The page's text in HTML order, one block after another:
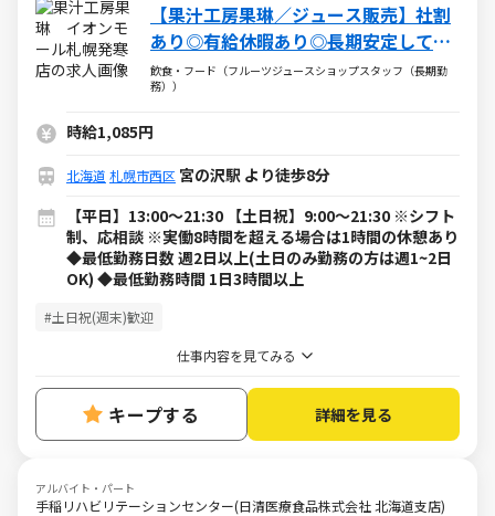
【果汁工房果琳／ジュース販売】社割
あり◎有給休暇あり◎長期安定して働
けます♪
飲食・フード（フルーツジュースショップスタッフ（長期勤
務））
時給1,085円
北海道 札幌市西区 宮の沢駅 より徒歩8分
【平日】13:00～21:30 【土日祝】9:00～21:30 ※シフト
制、応相談 ※実働8時間を超える場合は1時間の休憩あり
◆最低勤務日数 週2日以上(土日のみ勤務の方は週1~2日
OK) ◆最低勤務時間 1日3時間以上
#土日祝(週末)歓迎
仕事内容を見てみる
キープする 詳細を見る
アルバイト・パート
手稲リハビリテーションセンター(日清医療食品株式会社 北海道支店)